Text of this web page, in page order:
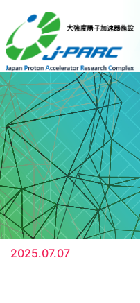
2025.07.07